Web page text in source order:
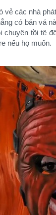
các nhà
có bản vá
tồi tệ
nếu họ muốn.